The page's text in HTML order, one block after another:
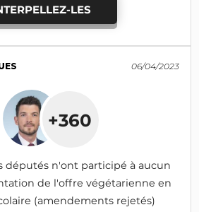
LES
06/04/2023
+360
députés n'ont participé à aucun
de l'offre végétarienne en
(amendements rejetés)